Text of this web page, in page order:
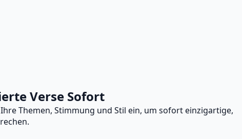
Verse Sofort
Themen, Stimmung und Stil ein, um sofort einzigartige,